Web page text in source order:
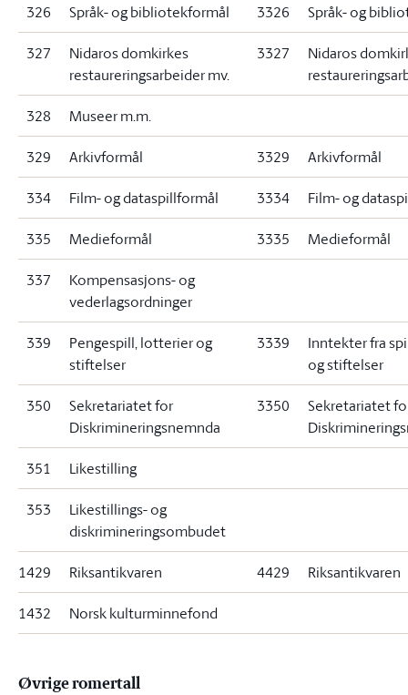
326 Språk- og bibliotekformål 3326 Språk- og
327
Nidaros domkirkes
restaureringsarbeider mv.
3327
Nidaros
328 Museer m.m.
329 Arkivformål 3329 Arkivformål
334 Film- og dataspillformål 3334 Film- og
335 Medieformål 3335 Medieformål
337
Kompensasjons- og
vederlagsordninger
339
Pengespill, lotterier og
stiftelser
3339
Inntekter fra
og stiftelser
350
Sekretariatet for
Diskrimineringsnemnda
3350
Sekretariatet
351 Likestilling
353
Likestillings- og
diskrimineringsombudet
1429 Riksantikvaren 4429 Riksantikvaren
1432 Norsk kulturminnefond
Øvrige romertall